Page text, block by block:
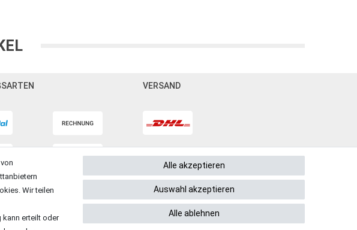
VERSAND
Wir teilen
kann erteilt oder
Alle akzeptieren
Auswahl akzeptieren
Alle ablehnen